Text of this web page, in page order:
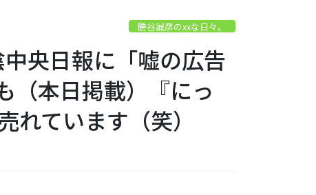
勝谷誠彦のxxな日々。
央日報に「嘘の広告
（本日掲載）『にっ
れています（笑）